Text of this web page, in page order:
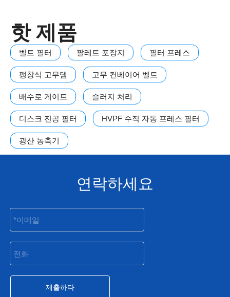
핫 제품
벨트 필터 팔레트 포장지 필터 프레스
팽창식 고무댐 고무 컨베이어 벨트
배수로 게이트 슬러지 처리
디스크 진공 필터 HVPF 수직 자동 프레스 필터
광산 농축기
연락하세요
제출하다